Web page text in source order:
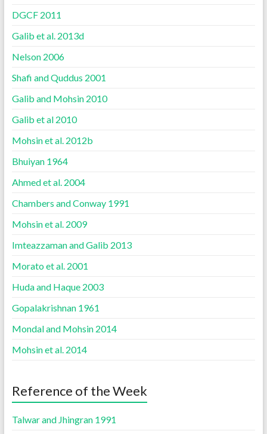
DGCF 2011
Galib et al. 2013d
Nelson 2006
Shafi and Quddus 2001
Galib and Mohsin 2010
Galib et al 2010
Mohsin et al. 2012b
Bhuiyan 1964
Ahmed et al. 2004
Chambers and Conway 1991
Mohsin et al. 2009
Imteazzaman and Galib 2013
Morato et al. 2001
Huda and Haque 2003
Gopalakrishnan 1961
Mondal and Mohsin 2014
Mohsin et al. 2014
Reference of the Week
Talwar and Jhingran 1991